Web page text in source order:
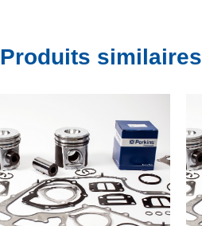
Produits similaires